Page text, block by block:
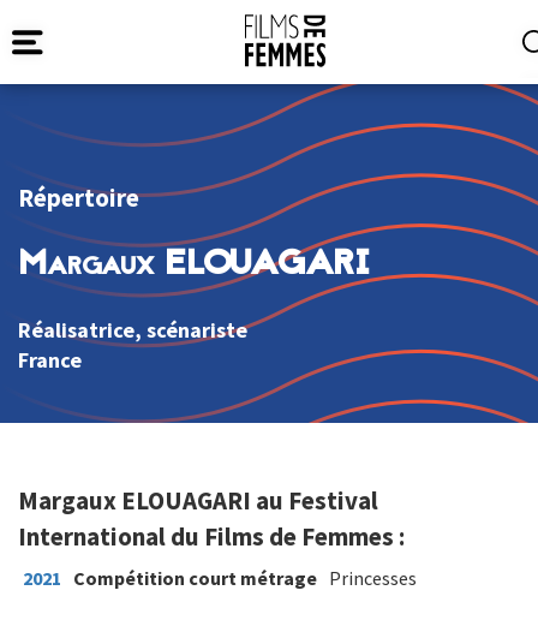
Répertoire
Margaux ELOUAGARI
Réalisatrice, scénariste
France
Margaux ELOUAGARI au Festival
International du Films de Femmes :
2021 Compétition court métrage Princesses